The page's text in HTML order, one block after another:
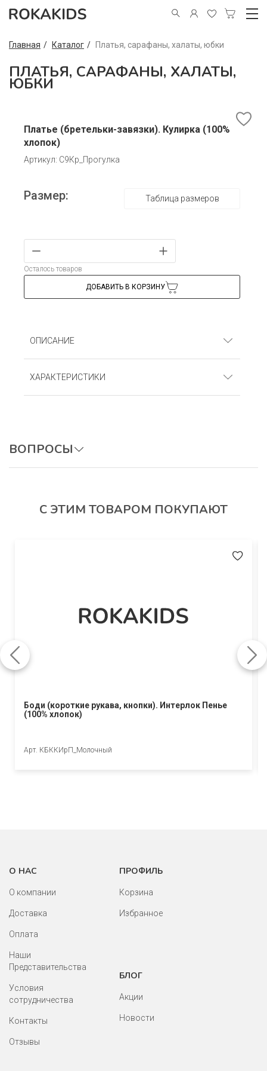
Главная Каталог Платья, сарафаны, халаты, юбки
ПЛАТЬЯ, САРАФАНЫ, ХАЛАТЫ,
ЮБКИ
Платье (бретельки-завязки). Кулирка (100%
хлопок)
Артикул: С9Кр_Прогулка
Размер: Таблица размеров
Осталось товаров
ДОБАВИТЬ В КОРЗИНУ
ОПИСАНИЕ
Платье (бретельки-завязки). Кулирка (100%
ХАРАКТЕРИСТИКИ
ВОПРОСЫ
С ЭТИМ ТОВАРОМ ПОКУПАЮТ
Боди (короткие рукава, кнопки). Интерлок Пенье
(100% хлопок)
Арт. КБККИрП_Молочный
О НАС
О компании
Доставка
Оплата
Наши
Представительства
Условия
сотрудничества
Контакты
Отзывы
ПРОФИЛЬ
Корзина
Избранное
БЛОГ
Акции
Новости